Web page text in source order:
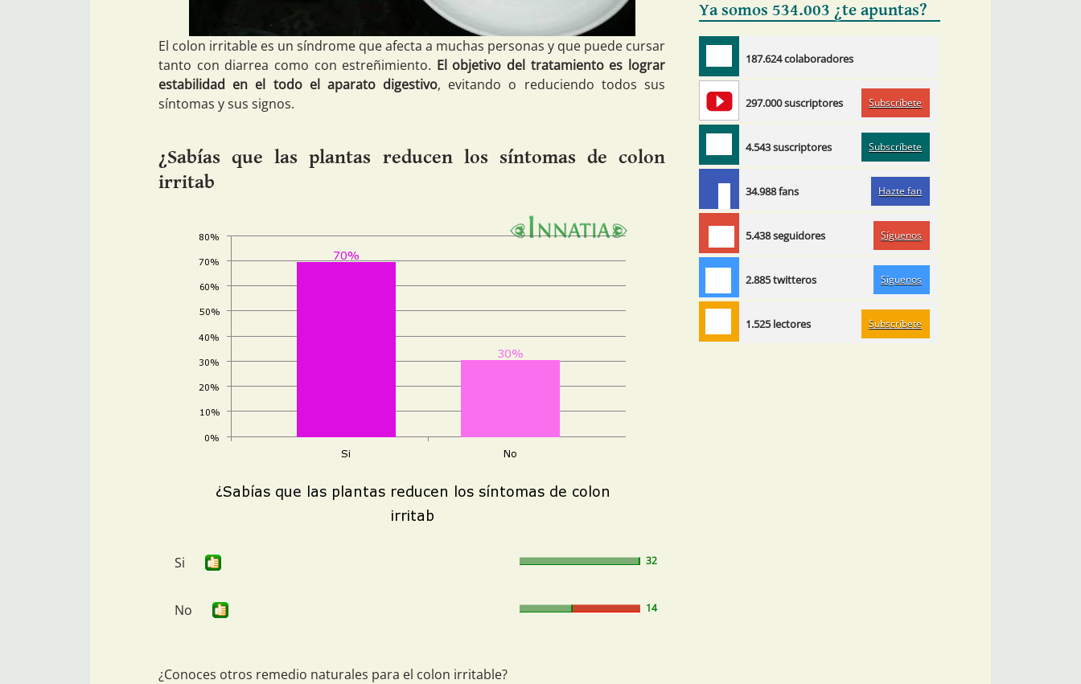
El colon irritable es un síndrome que afecta a muchas personas y que puede cursar
tanto con diarrea como con estreñimiento. El objetivo del tratamiento es lograr
estabilidad en el todo el aparato digestivo, evitando o reduciendo todos sus
síntomas y sus signos.
¿Sabías que las plantas reducen los síntomas de colon
irritab
Si 32
No 14
¿Conoces otros remedio naturales para el colon irritable?
Ya somos 534.003 ¿te apuntas?
187.624 colaboradores
297.000 suscriptores Subscríbete
4.543 suscriptores Subscríbete
34.988 fans Hazte fan
5.438 seguidores Síguenos
2.885 twitteros Síguenos
1.525 lectores Subscríbete